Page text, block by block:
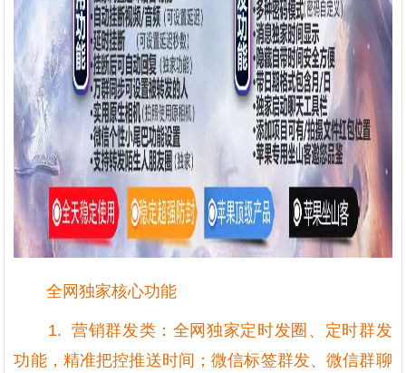
全网独家核心功能
1. 营销群发类：全网独家定时发圈、定时群发
功能，精准把控推送时间；微信标签群发、微信群聊